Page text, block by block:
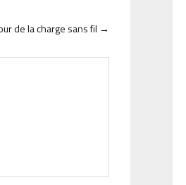
de la charge sans fil →